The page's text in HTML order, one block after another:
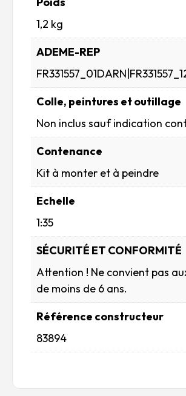
1,2 kg
ADEME-REP
Colle, peintures et outillage
Non inclus sauf indication
Contenance
Kit à monter et à peindre
Echelle
1:35
SÉCURITÉ ET CONFORMITÉ
Attention ! Ne convient pas
de moins de 6 ans.
Référence constructeur
83894